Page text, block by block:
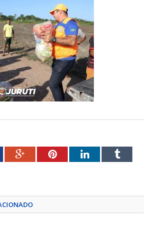
Google+PinterestLinkedInTumblr